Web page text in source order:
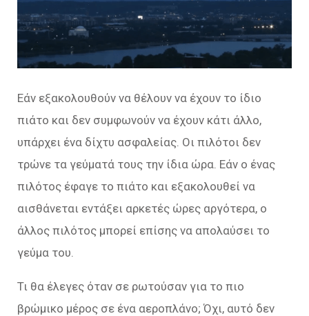
Εάν εξακολουθούν να θέλουν να έχουν το ίδιο
πιάτο και δεν συμφωνούν να έχουν κάτι άλλο,
υπάρχει ένα δίχτυ ασφαλείας. Οι πιλότοι δεν
τρώνε τα γεύματά τους την ίδια ώρα. Εάν ο ένας
πιλότος έφαγε το πιάτο και εξακολουθεί να
αισθάνεται εντάξει αρκετές ώρες αργότερα, ο
άλλος πιλότος μπορεί επίσης να απολαύσει το
γεύμα του.
Τι θα έλεγες όταν σε ρωτούσαν για το πιο
βρώμικο μέρος σε ένα αεροπλάνο; Όχι, αυτό δεν